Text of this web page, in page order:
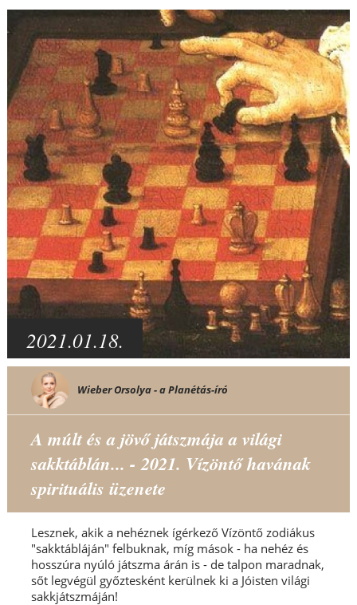
2021.01.18.
Wieber Orsolya - a Planétás-író
A múlt és a jövő játszmája a világi
sakktáblán... - 2021. Vízöntő havának
spirituális üzenete
Lesznek, akik a nehéznek ígérkező Vízöntő zodiákus
"sakktábláján" felbuknak, míg mások - ha nehéz és
hosszúra nyúló játszma árán is - de talpon maradnak,
sőt legvégül győztesként kerülnek ki a Jóisten világi
sakkjátszmáján!